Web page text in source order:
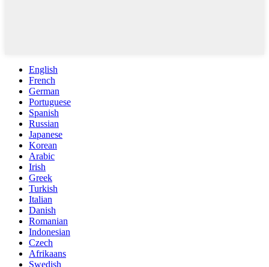
English
French
German
Portuguese
Spanish
Russian
Japanese
Korean
Arabic
Irish
Greek
Turkish
Italian
Danish
Romanian
Indonesian
Czech
Afrikaans
Swedish